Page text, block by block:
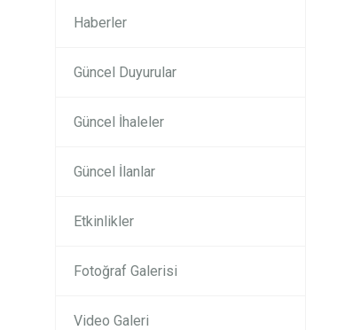
Haberler
Güncel Duyurular
Güncel İhaleler
Güncel İlanlar
Etkinlikler
Fotoğraf Galerisi
Video Galeri